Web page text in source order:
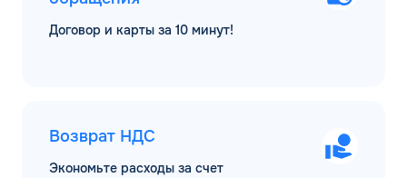
Договор и карты за 10 минут!
Возврат НДС
Экономьте расходы за счет